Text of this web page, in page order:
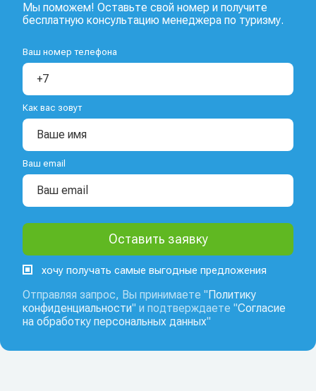
Мы поможем! Оставьте свой номер и получите
бесплатную консультацию менеджера по туризму.
Ваш номер телефона
Как вас зовут
Ваш email
хочу получать самые выгодные предложения
Отправляя запрос, Вы принимаете " Политику
конфиденциальности" и подтверждаете "Согласие
на обработку персональных данных"